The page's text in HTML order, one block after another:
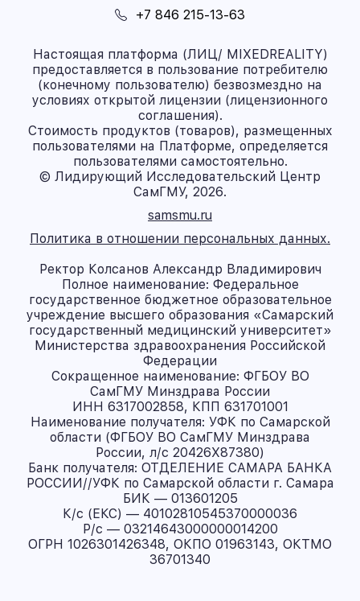
+7 846 215-13-63
Настоящая платформа (ЛИЦ/ MIXEDREALITY)
предоставляется в пользование потребителю
(конечному пользователю) безвозмездно на
условиях открытой лицензии (лицензионного
соглашения).
Стоимость продуктов (товаров), размещенных
пользователями на Платформе, определяется
пользователями самостоятельно.
© Лидирующий Исследовательский Центр
СамГМУ, 2026.
samsmu.ru
Политика в отношении персональных данных.
Ректор Колсанов Александр Владимирович
Полное наименование: Федеральное
государственное бюджетное образовательное
учреждение высшего образования «Самарский
государственный медицинский университет»
Министерства здравоохранения Российской
Федерации
Сокращенное наименование: ФГБОУ ВО
СамГМУ Минздрава России
ИНН 6317002858, КПП 631701001
Наименование получателя: УФК по Самарской
области (ФГБОУ ВО СамГМУ Минздрава
России, л/с 20426X87380)
Банк получателя: ОТДЕЛЕНИЕ САМАРА БАНКА
РОССИИ//УФК по Самарской области г. Самара
БИК — 013601205
К/с (ЕКС) — 40102810545370000036
Р/с — 03214643000000014200
ОГРН 1026301426348, ОКПО 01963143, ОКТМО
36701340